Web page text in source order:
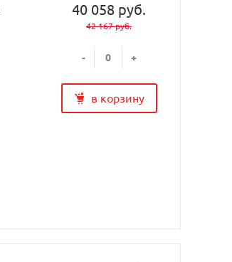
40 058 руб.
42 167 руб.
- +
в корзину